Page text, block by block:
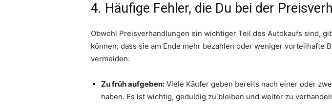
4. Häufige Fehler, die Du bei der
Obwohl Preisverhandlungen ein wichtiger Teil des Autokaufs sind,
können, dass sie am Ende mehr bezahlen oder weniger vorteilhafte
vermeiden:
Zu früh aufgeben: Viele Käufer geben bereits nach einer oder
haben. Es ist wichtig, geduldig zu bleiben und weiter zu